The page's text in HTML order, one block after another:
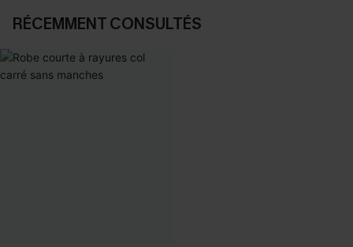
RÉCEMMENT CONSULTÉS